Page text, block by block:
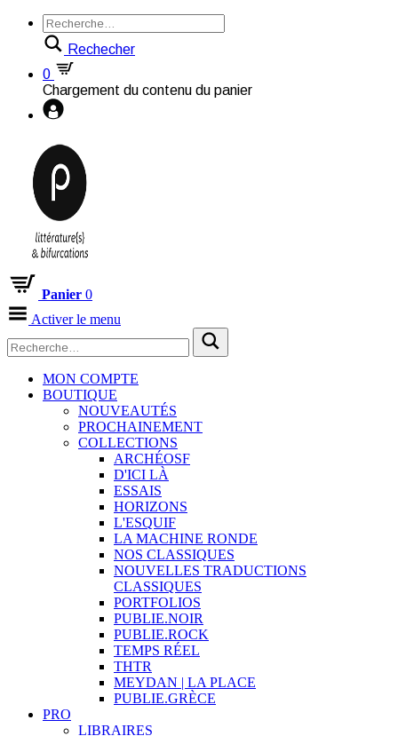
Rechecher
0
Chargement du contenu du panier
Panier 0
Activer le menu
MON COMPTE
BOUTIQUE
NOUVEAUTÉS
PROCHAINEMENT
COLLECTIONS
ARCHÉOSF
D'ICI LÀ
ESSAIS
HORIZONS
L'ESQUIF
LA MACHINE RONDE
NOS CLASSIQUES
NOUVELLES TRADUCTIONS
CLASSIQUES
PORTFOLIOS
PUBLIE.NOIR
PUBLIE.ROCK
TEMPS RÉEL
THTR
MEYDAN | LA PLACE
PUBLIE.GRÈCE
PRO
LIBRAIRES